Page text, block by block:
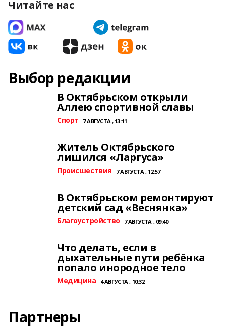
Читайте нас
Выбор редакции
В Октябрьском открыли
Аллею спортивной славы
Спорт 7 АВГУСТА , 13:11
Житель Октябрьского
лишился «Ларгуса»
Происшествия 7 АВГУСТА , 12:57
В Октябрьском ремонтируют
детский сад «Веснянка»
Благоустройство 7 АВГУСТА , 09:40
Что делать, если в
дыхательные пути ребёнка
попало инородное тело
Медицина 4 АВГУСТА , 10:32
Партнеры